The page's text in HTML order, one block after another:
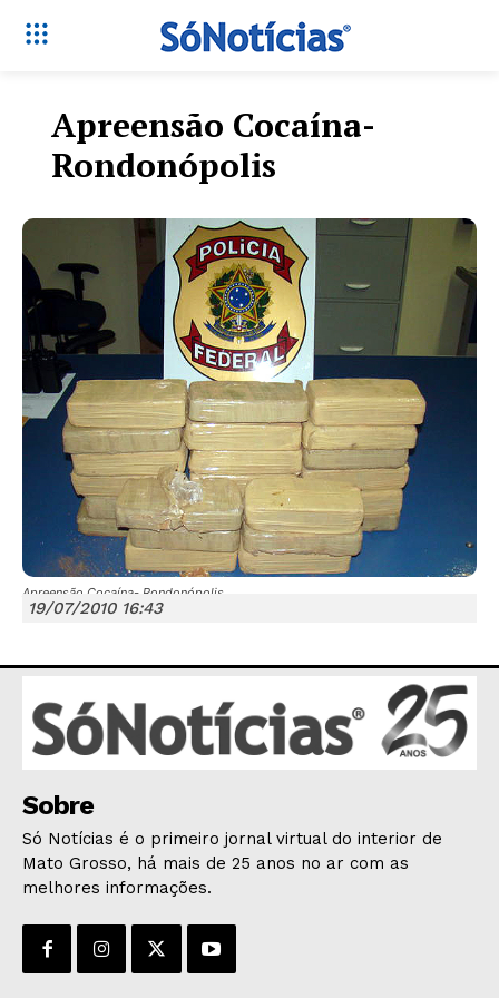
Só Notícias
POLÍTICA
POLÍCIA
ESPORTES
OPINIÃO
Apreensão Cocaína-
Rondonópolis
Apreensão Cocaína- Rondonópolis
19/07/2010 16:43
Sobre
Só Notícias é o primeiro jornal virtual do interior de
Mato Grosso, há mais de 25 anos no ar com as
melhores informações.